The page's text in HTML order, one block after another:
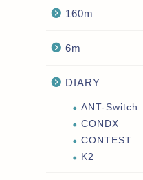
160m
6m
DIARY
ANT-Switch
CONDX
CONTEST
K2